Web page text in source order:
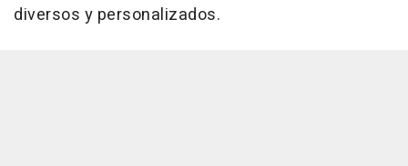
diversos y personalizados.